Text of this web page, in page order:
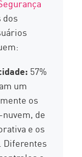
dos
57%
um
os
de
e os
Diferentes